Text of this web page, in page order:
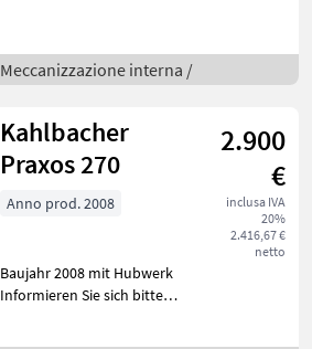
Meccanizzazione interna /
Kahlbacher
Praxos 270
2.900
€
inclusa IVA
20%
2.416,67 €
netto
Anno prod. 2008
Baujahr 2008 mit Hubwerk
Informieren Sie sich bitte